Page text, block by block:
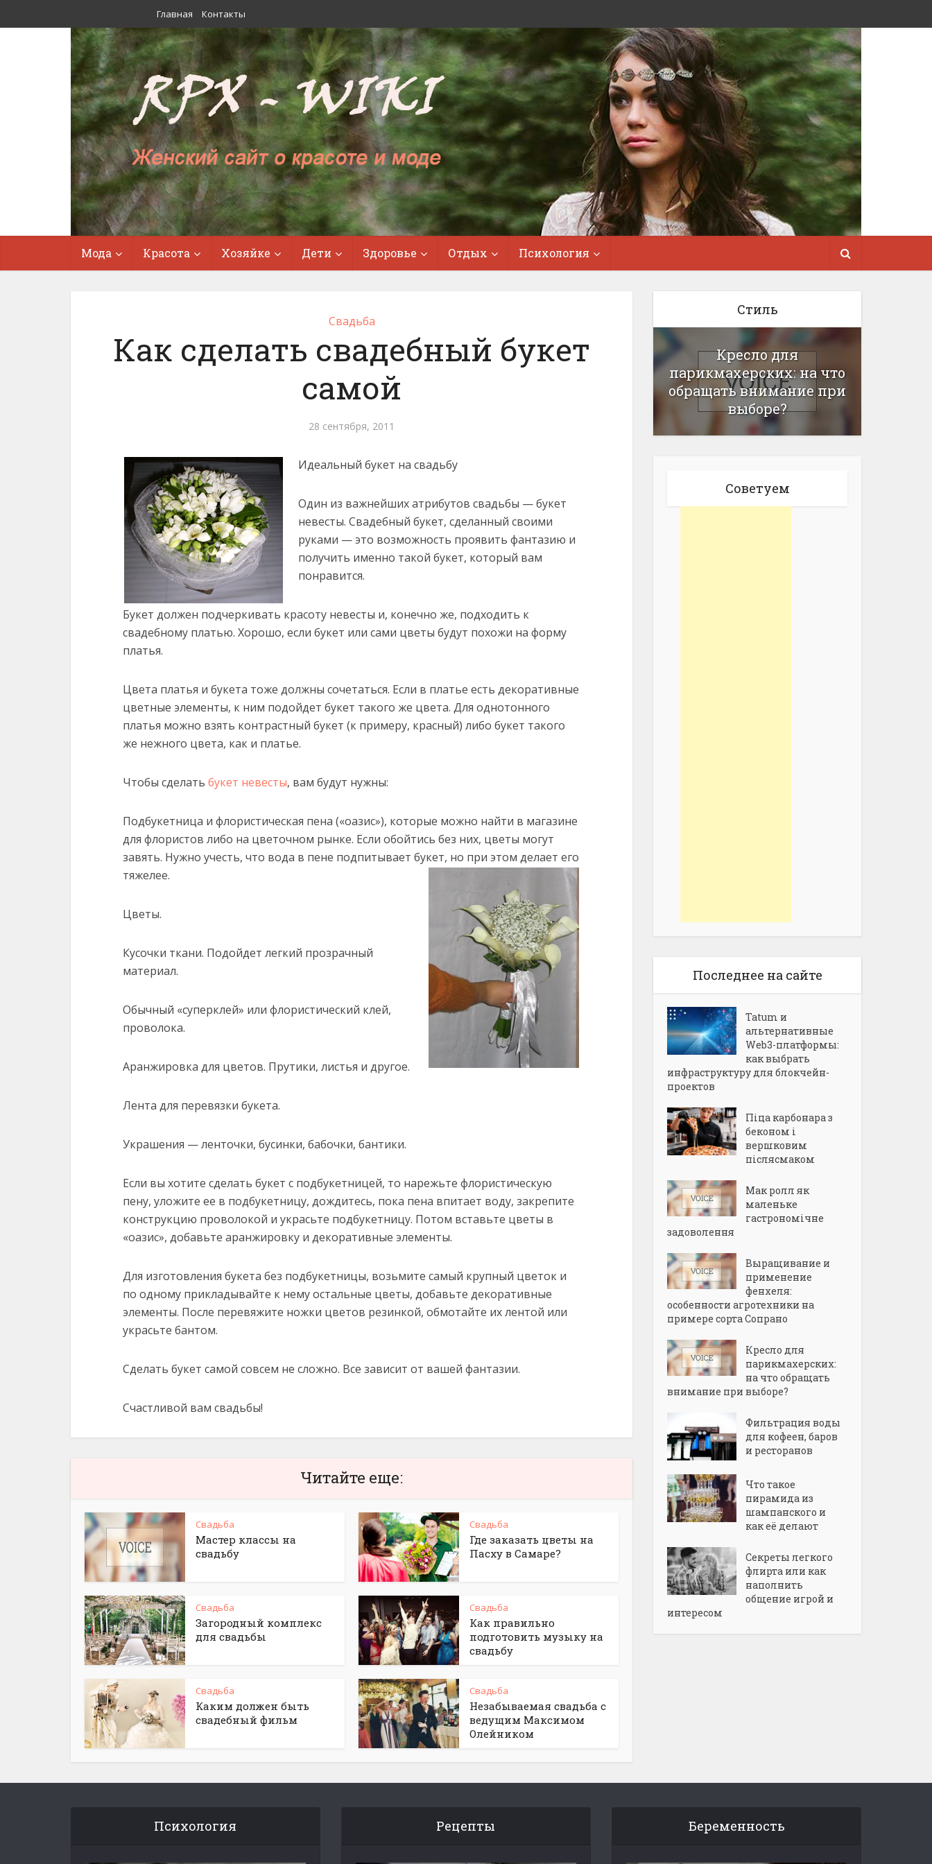
Главная Контакты
Мода Красота Хозяйке Дети Здоровье Отдых Психология
Свадьба
Как сделать свадебный букет
самой
28 сентября, 2011
Идеальный букет на свадьбу
Один из важнейших атрибутов свадьбы — букет
невесты. Свадебный букет, сделанный своими
руками — это возможность проявить фантазию и
получить именно такой букет, который вам
понравится.
Букет должен подчеркивать красоту невесты и, конечно же, подходить к
свадебному платью. Хорошо, если букет или сами цветы будут похожи на форму
платья.
Цвета платья и букета тоже должны сочетаться. Если в платье есть декоративные
цветные элементы, к ним подойдет букет такого же цвета. Для однотонного
платья можно взять контрастный букет (к примеру, красный) либо букет такого
же нежного цвета, как и платье.
Чтобы сделать букет невесты, вам будут нужны:
Подбукетница и флористическая пена («оазис»), которые можно найти в магазине
для флористов либо на цветочном рынке. Если обойтись без них, цветы могут
завять. Нужно учесть, что вода в пене подпитывает букет, но при этом делает его
тяжелее.
Цветы.
Кусочки ткани. Подойдет легкий прозрачный
материал.
Обычный «суперклей» или флористический клей,
проволока.
Аранжировка для цветов. Прутики, листья и другое.
Лента для перевязки букета.
Украшения — ленточки, бусинки, бабочки, бантики.
Если вы хотите сделать букет с подбукетницей, то нарежьте флористическую
пену, уложите ее в подбукетницу, дождитесь, пока пена впитает воду, закрепите
конструкцию проволокой и украсьте подбукетницу. Потом вставьте цветы в
«оазис», добавьте аранжировку и декоративные элементы.
Для изготовления букета без подбукетницы, возьмите самый крупный цветок и
по одному прикладывайте к нему остальные цветы, добавьте декоративные
элементы. После перевяжите ножки цветов резинкой, обмотайте их лентой или
украсьте бантом.
Сделать букет самой совсем не сложно. Все зависит от вашей фантазии.
Счастливой вам свадьбы!
Читайте еще:
Свадьба
Мастер классы на
свадьбу
Свадьба
Где заказать цветы на
Пасху в Самаре?
Свадьба
Загородный комплекс
для свадьбы
Свадьба
Как правильно
подготовить музыку на
свадьбу
Свадьба
Каким должен быть
свадебный фильм
Свадьба
Незабываемая свадьба с
ведущим Максимом
Олейником
Стиль
Кресло для
парикмахерских: на что
обращать внимание при
выборе?
Советуем
Последнее на сайте
Tatum и
альтернативные
Web3-платформы:
как выбрать
инфраструктуру для блокчейн-
проектов
Піца карбонара з
беконом і
вершковим
післясмаком
Мак ролл як
маленьке
гастрономічне
задоволення
Выращивание и
применение
фенхеля:
особенности агротехники на
примере сорта Сопрано
Кресло для
парикмахерских:
на что обращать
внимание при выборе?
Фильтрация воды
для кофеен, баров
и ресторанов
Что такое
пирамида из
шампанского и
как её делают
Секреты легкого
флирта или как
наполнить
общение игрой и
интересом
Психология Рецепты Беременность